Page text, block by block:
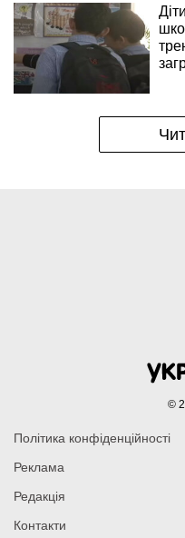
Політика конфіденційності
Реклама
Редакція
Контакти
©